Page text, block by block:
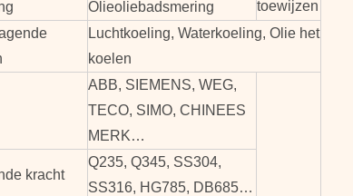
toewijzen
Olieoliebadsmering
Luchtkoeling, Waterkoeling, Olie het
koelen
ABB, SIEMENS, WEG,
TECO, SIMO, CHINEES
MERK…
kracht
Q235, Q345, SS304,
SS316, HG785, DB685…